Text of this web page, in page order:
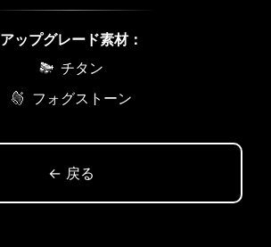
アップグレード素材：
チタン
フォグストーン
← 戻る